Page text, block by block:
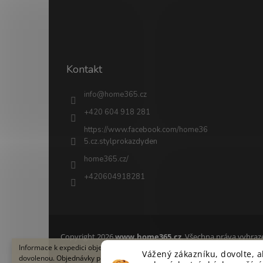
Vážený zákazníku, dovolte,
Informace k expedici objednávky Ve dnech 8.–17. srpna 2026 čerpáme letní
dovolenou. Objednávky přijaté v tomto termínu budeme expedovat v týdnu
Kontakt
info@home365.cz
+420 604 918 281
https://www.facebook.com/home36
5.cz.stylprokazdyden
home365.cz/
+420604918281
Copyright 2026www.home365.cz. Všechna práva
Grafický návrh vytvořil a na Shoptet implementoval